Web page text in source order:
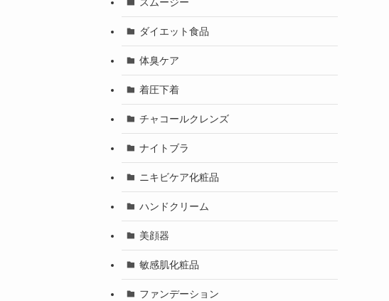
ダイエット食品
体臭ケア
着圧下着
チャコールクレンズ
ナイトブラ
ニキビケア化粧品
ハンドクリーム
美顔器
敏感肌化粧品
ファンデーション